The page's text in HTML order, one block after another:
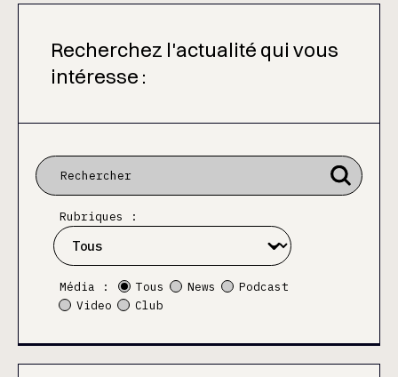
Recherchez l'actualité qui vous
intéresse :
Rubriques :
Média : Tous News
Podcast
Video
Club